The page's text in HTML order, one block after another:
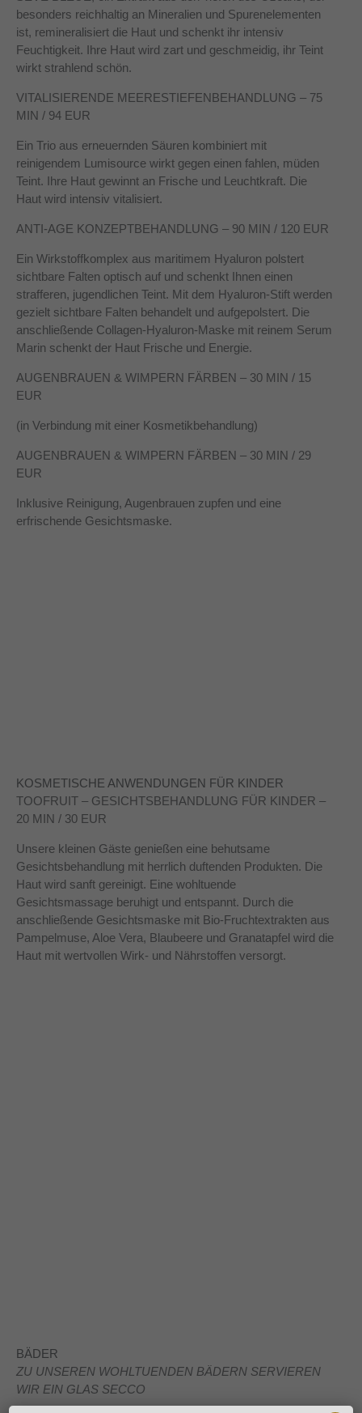
besonders reichhaltig an Mineralien und Spurenelementen
ist, remineralisiert die Haut und schenkt ihr intensiv
Feuchtigkeit. Ihre Haut wird zart und geschmeidig, ihr Teint
wirkt strahlend schön.
VITALISIERENDE MEERESTIEFENBEHANDLUNG – 75
MIN / 94 EUR
Ein Trio aus erneuernden Säuren kombiniert mit
reinigendem Lumisource wirkt gegen einen fahlen, müden
Teint. Ihre Haut gewinnt an Frische und Leuchtkraft. Die
Haut wird intensiv vitalisiert.
ANTI-AGE KONZEPTBEHANDLUNG – 90 MIN / 120 EUR
Ein Wirkstoffkomplex aus maritimem Hyaluron polstert
sichtbare Falten optisch auf und schenkt Ihnen einen
strafferen, jugendlichen Teint. Mit dem Hyaluron-Stift werden
gezielt sichtbare Falten behandelt und aufgepolstert. Die
anschließende Collagen-Hyaluron-Maske mit reinem Serum
Marin schenkt der Haut Frische und Energie.
AUGENBRAUEN & WIMPERN FÄRBEN – 30 MIN / 15
EUR
(in Verbindung mit einer Kosmetikbehandlung)
AUGENBRAUEN & WIMPERN FÄRBEN – 30 MIN / 29
EUR
Inklusive Reinigung, Augenbrauen zupfen und eine
erfrischende Gesichtsmaske.
KOSMETISCHE ANWENDUNGEN FÜR KINDER
TOOFRUIT – GESICHTSBEHANDLUNG FÜR KINDER –
20 MIN / 30 EUR
Unsere kleinen Gäste genießen eine behutsame
Gesichtsbehandlung mit herrlich duftenden Produkten. Die
Haut wird sanft gereinigt. Eine wohltuende
Gesichtsmassage beruhigt und entspannt. Durch die
anschließende Gesichtsmaske mit Bio-Fruchtextrakten aus
Pampelmuse, Aloe Vera, Blaubeere und Granatapfel wird die
Haut mit wertvollen Wirk- und Nährstoffen versorgt.
BÄDER
ZU UNSEREN WOHLTUENDEN BÄDERN SERVIEREN
WIR EIN GLAS SECCO